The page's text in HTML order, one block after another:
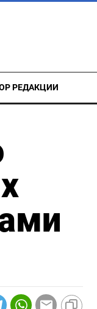
РЕДАКЦИИ